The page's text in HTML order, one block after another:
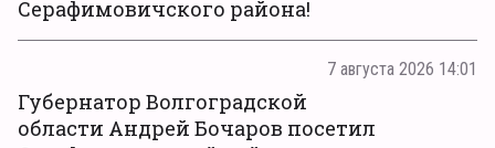
Серафимовичского района!
7 августа 2026 14:01
Губернатор Волгоградской
области Андрей Бочаров посетил